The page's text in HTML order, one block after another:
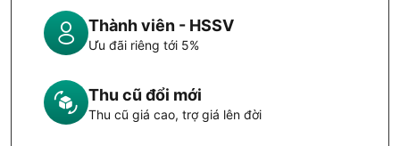
Thành viên - HSSV
Ưu đãi riêng tới 5%
Thu cũ đổi mới
Thu cũ giá cao, trợ giá lên đời